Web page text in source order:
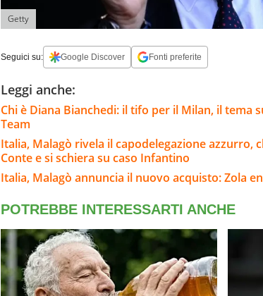
Getty
Seguici su: Google Discover Fonti preferite
Leggi anche:
Chi è Diana Bianchedi: il tifo per il Milan, il tema
Team
Italia, Malagò rivela il capodelegazione azzurro,
Conte e si schiera su caso Infantino
Italia, Malagò annuncia il nuovo acquisto: Zola